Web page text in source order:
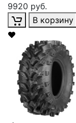
9920 руб.
В корзину